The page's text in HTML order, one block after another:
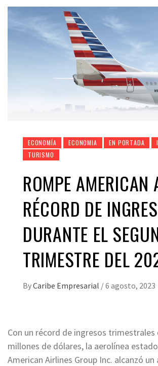
ECONOMÍA ECONOMIA EN PORTADA
TURISMO
ROMPE AMERICAN
RÉCORD DE
DURANTE EL
TRIMESTRE DEL
ByCaribe Empresarial /6 agosto, 2023
Con un récord de ingresos trimestrales
millones de dólares, la aerolínea
American Airlines Group Inc. alcanzó